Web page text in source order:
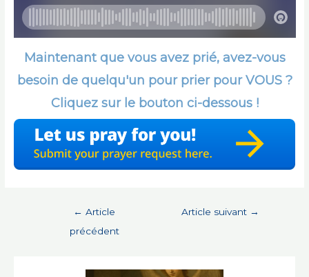
Maintenant que vous avez prié, avez-vous
besoin de quelqu'un pour prier pour VOUS ?
Cliquez sur le bouton ci-dessous !
← Article
précédent
Article suivant →